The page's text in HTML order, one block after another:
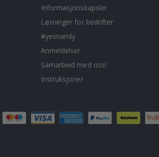
Informasjonskapsler
Løsninger for bedrifter
#yesnamly
Anmeldelser
Samarbeid med oss!
Instruksjoner